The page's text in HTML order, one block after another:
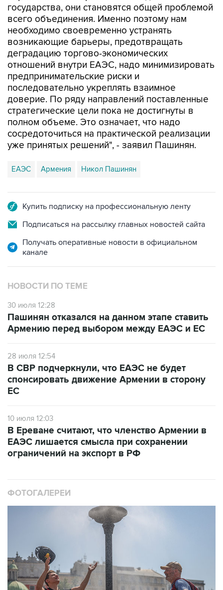
необходимо своевременно устранять
возникающие барьеры, предотвращать
деградацию торгово-экономических
отношений внутри ЕАЭС, надо минимизировать
предпринимательские риски и
последовательно укреплять взаимное
доверие. По ряду направлений поставленные
стратегические цели пока не достигнуты в
полном объеме. Это означает, что надо
сосредоточиться на практической реализации
уже принятых решений", - заявил Пашинян.
ЕАЭС Армения Никол Пашинян
Подписаться на рассылку главных новостей сайта
Получать оперативные новости в официальном
НОВОСТИ ПО ТЕМЕ
30 июля 12:28
Армению перед выбором между ЕАЭС и ЕС
28 июля 12:54
спонсировать движение Армении в сторону
ЕС
ЕАЭС лишается смысла при сохранении
ограничений на экспорт в РФ